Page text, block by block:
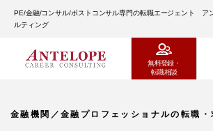
PE/金融/コンサル/ポストコンサル専門の転職エージェント ア
ルティング
無料登録・
転職相談
金融機関／金融プロフェッショナルの転職・